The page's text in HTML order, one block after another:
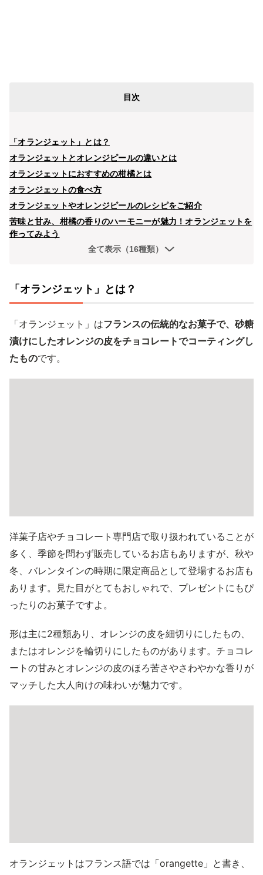
目次
「オランジェット」とは？
オランジェットとオレンジピールの違いとは
オランジェットにおすすめの柑橘とは
オランジェットの食べ方
オランジェットやオレンジピールのレシピをご紹介
苦味と甘み、柑橘の香りのハーモニーが魅力！オランジェットを
作ってみよう
全て表示（16種類）
「オランジェット」とは？
「オランジェット」はフランスの伝統的なお菓子で、砂糖
漬けにしたオレンジの皮をチョコレートでコーティングし
たものです。
洋菓子店やチョコレート専門店で取り扱われていることが
多く、季節を問わず販売しているお店もありますが、秋や
冬、バレンタインの時期に限定商品として登場するお店も
あります。見た目がとてもおしゃれで、プレゼントにもぴ
ったりのお菓子ですよ。
形は主に2種類あり、オレンジの皮を細切りにしたもの、
またはオレンジを輪切りにしたものがあります。チョコレ
ートの甘みとオレンジの皮のほろ苦さやさわやかな香りが
マッチした大人向けの味わいが魅力です。
オランジェットはフランス語では「orangette」と書き、